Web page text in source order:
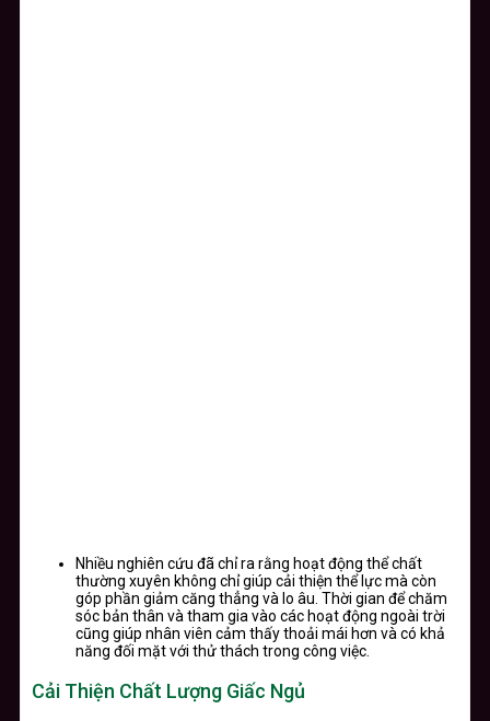
Nhiều nghiên cứu đã chỉ ra rằng hoạt động thể chất
thường xuyên không chỉ giúp cải thiện thể lực mà còn
góp phần giảm căng thẳng và lo âu. Thời gian để chăm
sóc bản thân và tham gia vào các hoạt động ngoài trời
cũng giúp nhân viên cảm thấy thoải mái hơn và có khả
năng đối mặt với thử thách trong công việc.
Cải Thiện Chất Lượng Giấc Ngủ